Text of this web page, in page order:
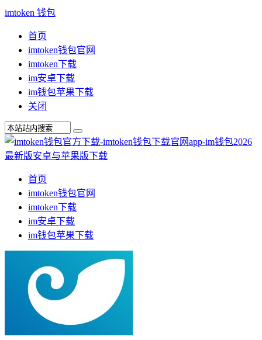
imtoken 钱包
首页
imtoken钱包官网
imtoken下载
im安卓下载
im钱包苹果下载
关闭
首页
imtoken钱包官网
imtoken下载
im安卓下载
im钱包苹果下载